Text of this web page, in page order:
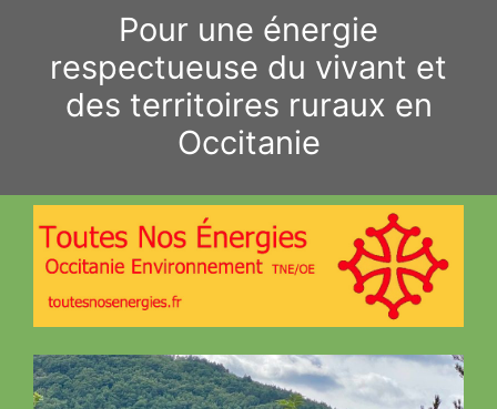
contenu
Pour une énergie
respectueuse du vivant et
des territoires ruraux en
Occitanie